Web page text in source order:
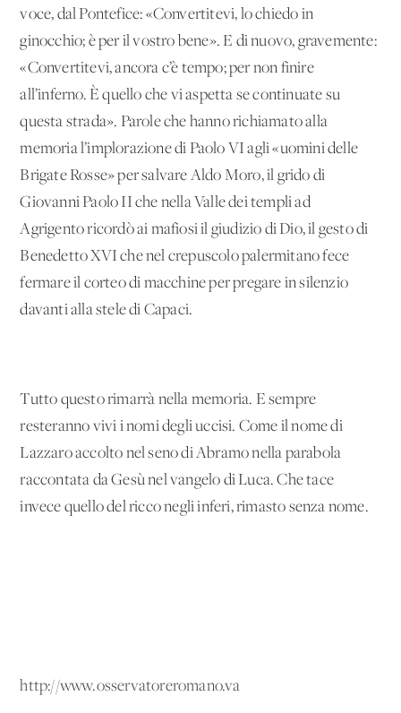
voce, dal Pontefice: «Convertitevi, lo chiedo in
ginocchio; è per il vostro bene». E di nuovo, gravemente:
«Convertitevi, ancora c’è tempo; per non finire
all’inferno. È quello che vi aspetta se continuate su
questa strada». Parole che hanno richiamato alla
memoria l’implorazione di Paolo VI agli «uomini delle
Brigate Rosse» per salvare Aldo Moro, il grido di
Giovanni Paolo II che nella Valle dei templi ad
Agrigento ricordò ai mafiosi il giudizio di Dio, il gesto di
Benedetto XVI che nel crepuscolo palermitano fece
fermare il corteo di macchine per pregare in silenzio
davanti alla stele di Capaci.
Tutto questo rimarrà nella memoria. E sempre
resteranno vivi i nomi degli uccisi. Come il nome di
Lazzaro accolto nel seno di Abramo nella parabola
raccontata da Gesù nel vangelo di Luca. Che tace
invece quello del ricco negli inferi, rimasto senza nome.
http://www.osservatoreromano.va